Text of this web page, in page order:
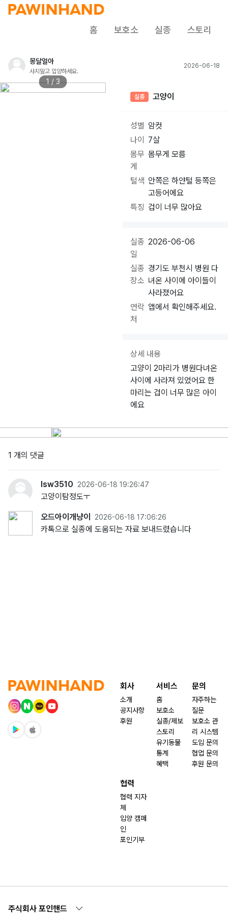
홈 보호소 실종 스토리
몽달얼아
사지말고 입양하세요.
2026-06-18
1 / 3
실종 고양이
성별 암컷
나이
7살
몸무
게
몸무게 모름
털색 안쪽은 하얀털 등쪽은
고등어에요
특징 겁이 너무 많아요
실종
일
2026-06-06
실종
장소
경기도 부천시 병원 다
녀온 사이에 아이들이
사라졌어요
연락
처
앱에서 확인해주세요.
상세 내용
고양이 2마리가 병원다녀온
사이에 사라져 있었어요 한
마리는 겁이 너무 많은 아이
에요
1 개의 댓글
lsw3510 2026-06-18 19:26:47
고양이탐정도ㅜ
오드아이개냥이 2026-06-18 17:06:26
카톡으로 실종에 도움되는 자료 보내드렸습니다
회사
소개
공지사항
후원
서비스
홈
보호소
실종/제보
스토리
유기동물
통계
혜택
문의
자주하는
질문
보호소 관
리 시스템
도입 문의
협업 문의
후원 문의
협력
협력 지자
체
입양 캠페
인
포인기부
주식회사 포인핸드